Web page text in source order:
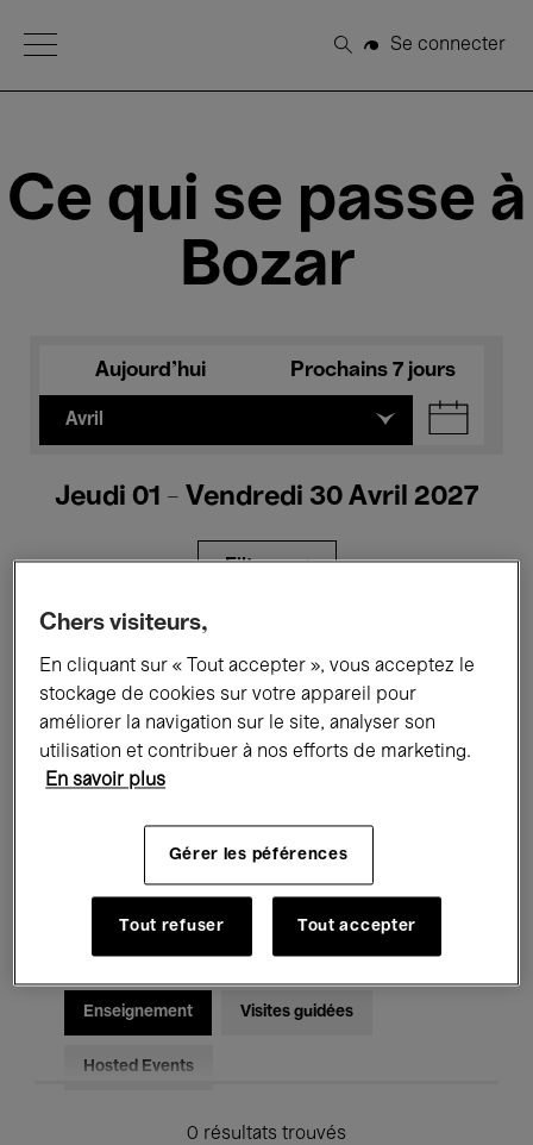
Open Menu
Rechercher
Se connecter
Ce qui se passe à
Bozar
Aujourd'hui Prochains 7 jours
Avril
Jeudi 01 - Vendredi 30 Avril 2027
Filtres
Expositions Films Performances
Rencontres & Débats Jazz
Musique électronique
Pour tous Kids’ Palace
Enseignement Visites guidées
Hosted Events
0 résultats trouvés
Chers visiteurs,
En cliquant sur « Tout accepter », vous acceptez le
stockage de cookies sur votre appareil pour
améliorer la navigation sur le site, analyser son
utilisation et contribuer à nos efforts de marketing.
En savoir plus
Gérer les péférences
Tout refuser Tout accepter